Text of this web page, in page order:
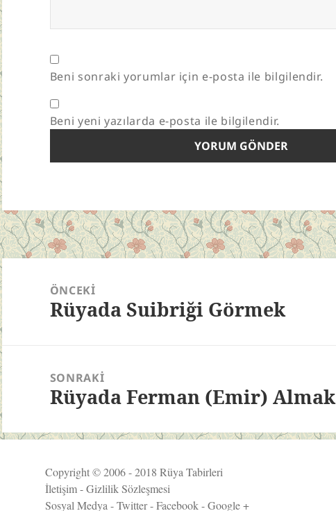
Beni sonraki yorumlar için e-posta ile bilgilendir.
Beni yeni yazılarda e-posta ile bilgilendir.
Yazı
gezinmesiÖNCEKI
Önceki
Rüyada Suibriği Görmek
SONRAKI
Sonraki
Rüyada Ferman (Emir)
Copyright © 2006 - 2018Rüya Tabirleri
İletişim-Gizlilik Sözleşmesi
Sosyal Medya -Twitter-Facebook-Google +